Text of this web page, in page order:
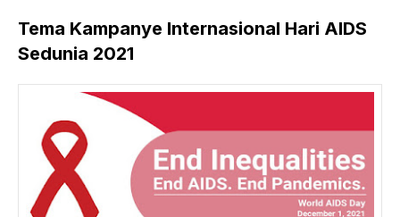
Tema Kampanye Internasional Hari AIDS
Sedunia 2021